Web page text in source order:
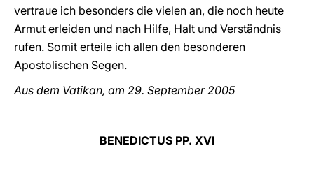
vertraue ich besonders die vielen an, die noch heute
Armut erleiden und nach Hilfe, Halt und Verständnis
rufen. Somit erteile ich allen den besonderen
Apostolischen Segen.
Aus dem Vatikan, am 29. September 2005
BENEDICTUS PP. XVI